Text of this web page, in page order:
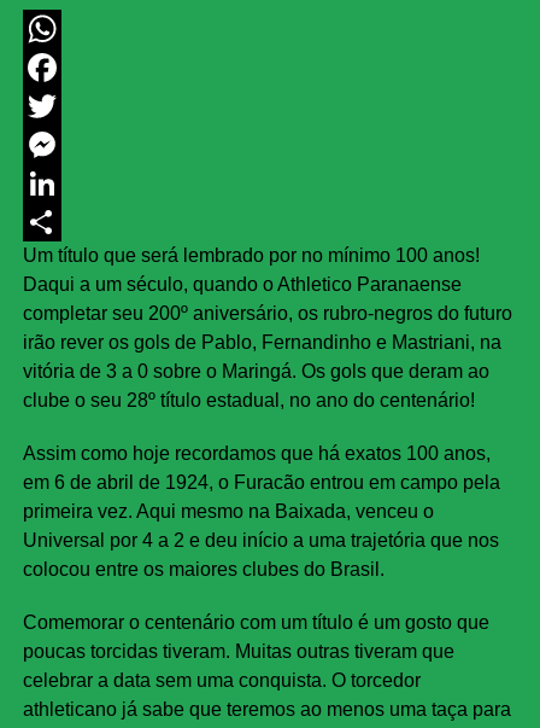
WhatsApp
Facebook
Twitter
Messenger
LinkedIn
Share
Um título que será lembrado por no mínimo 100 anos!
Daqui a um século, quando o Athletico Paranaense
completar seu 200º aniversário, os rubro-negros do futuro
irão rever os gols de Pablo, Fernandinho e Mastriani, na
vitória de 3 a 0 sobre o Maringá. Os gols que deram ao
clube o seu 28º título estadual, no ano do centenário!
Assim como hoje recordamos que há exatos 100 anos,
em 6 de abril de 1924, o Furacão entrou em campo pela
primeira vez. Aqui mesmo na Baixada, venceu o
Universal por 4 a 2 e deu início a uma trajetória que nos
colocou entre os maiores clubes do Brasil.
Comemorar o centenário com um título é um gosto que
poucas torcidas tiveram. Muitas outras tiveram que
celebrar a data sem uma conquista. O torcedor
athleticano já sabe que teremos ao menos uma taça para